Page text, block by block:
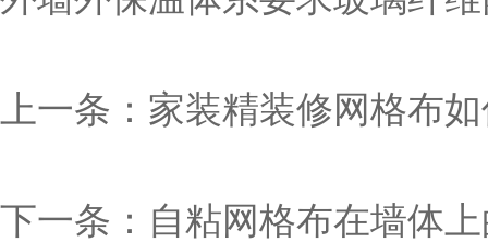
上一条： 家装精装修网格布
下一条： 自粘网格布在墙体